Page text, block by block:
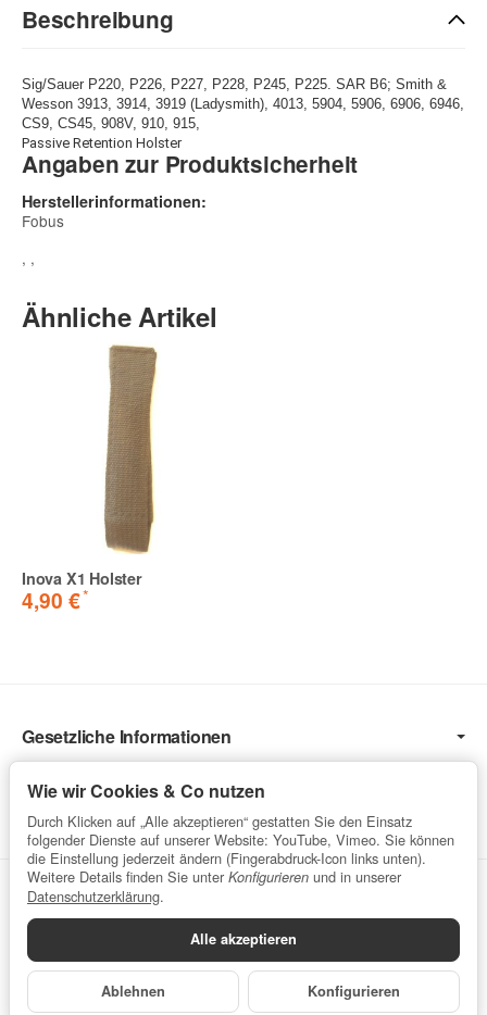
Beschreibung
Sig/Sauer P220, P226, P227, P228, P245, P225. SAR B6; Smith &
Wesson 3913, 3914, 3919 (Ladysmith), 4013, 5904, 5906, 6906, 6946,
CS9, CS45, 908V, 910, 915,
Passive Retention Holster
Angaben zur Produktsicherheit
Herstellerinformationen:
Fobus
, ,
Ähnliche Artikel
Inova X1 Holster
4,90 €*
Gesetzliche Informationen
Informationen
Service
Vertrag widerrufen
Datenschutzerklärung•Impressum
Alle Preise inkl. gesetzlicher USt., zzgl.Versand
Wie wir Cookies & Co nutzen
Durch Klicken auf „Alle akzeptieren“ gestatten Sie den Einsatz
folgender Dienste auf unserer Website: YouTube, Vimeo. Sie können
die Einstellung jederzeit ändern (Fingerabdruck-Icon links unten).
Weitere Details finden Sie unter Konfigurieren und in unserer
Datenschutzerklärung.
Alle akzeptieren
Ablehnen Konfigurieren